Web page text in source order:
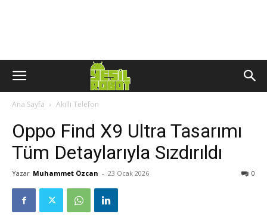
Ana Sayfa Akıllı Telefon
Oppo Find X9 Ultra Tasarımı
Tüm Detaylarıyla Sızdırıldı
Yazar Muhammet Özcan - 23 Ocak 2026 0